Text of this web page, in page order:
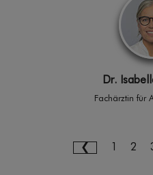
Dr.
Fachärztin für
2